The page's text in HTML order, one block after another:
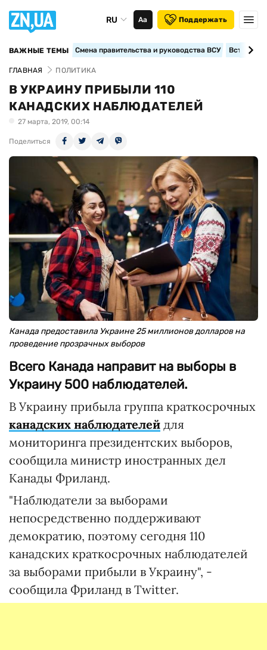
RU Аа Поддержать
ВАЖНЫЕ ТЕМЫ Смена правительства и руководства ВСУ
ГЛАВНАЯ ПОЛИТИКА
В УКРАИНУ ПРИБЫЛИ 110
КАНАДСКИХ НАБЛЮДАТЕЛЕЙ
27 марта, 2019, 00:14
Поделиться
Канада предоставила Украине 25 миллионов долларов на
проведение прозрачных выборов
Всего Канада направит на выборы в
Украину 500 наблюдателей.
В Украину прибыла группа краткосрочных
канадских наблюдателей для
мониторинга президентских выборов,
сообщила министр иностранных дел
Канады Фриланд.
"Наблюдатели за выборами
непосредственно поддерживают
демократию, поэтому сегодня 110
канадских краткосрочных наблюдателей
за выборами прибыли в Украину", -
сообщила Фриланд в Twitter.